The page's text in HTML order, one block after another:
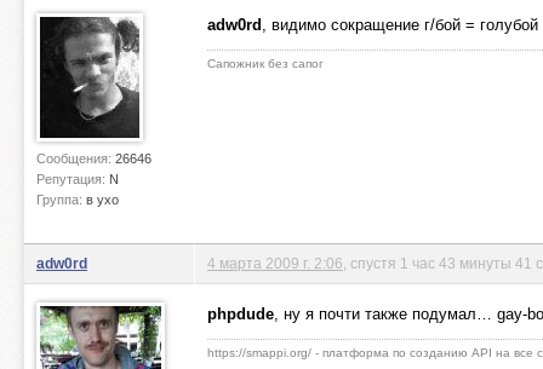
Сообщения: 26646
Репутация: N
Группа: в ухо
adw0rd , видимо сокращение г/бой = голубой
Сапожник без сапог
adw0rd 4 марта 2009 г. 2:06 , спустя 1 час 43 минуты 41
phpdude, ну я почти также подумал… gay-
https://smappi.org/ - платформа по созданию API на все